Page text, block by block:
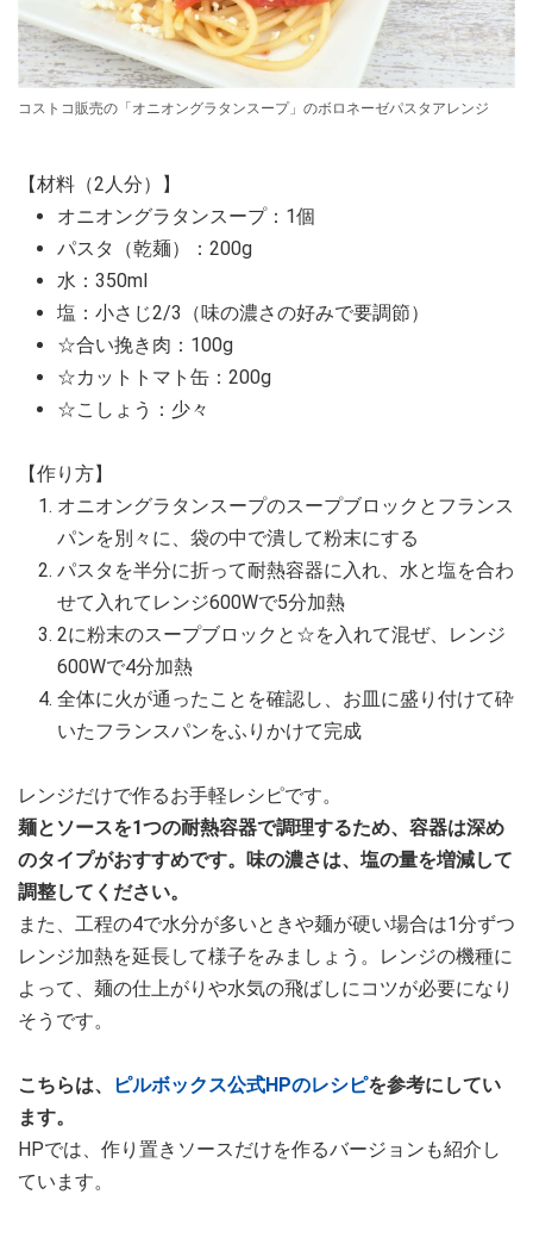
コストコ販売の「オニオングラタンスープ」のボロネーゼパスタアレンジ
【材料（2人分）】
オニオングラタンスープ：1個
パスタ（乾麺）：200g
水：350ml
塩：小さじ2/3（味の濃さの好みで要調節）
☆合い挽き肉：100g
☆カットトマト缶：200g
☆こしょう：少々
【作り方】
オニオングラタンスープのスープブロックとフランス
パンを別々に、袋の中で潰して粉末にする
パスタを半分に折って耐熱容器に入れ、水と塩を合わ
せて入れてレンジ600Wで5分加熱
2に粉末のスープブロックと☆を入れて混ぜ、レンジ
600Wで4分加熱
全体に火が通ったことを確認し、お皿に盛り付けて砕
いたフランスパンをふりかけて完成
レンジだけで作るお手軽レシピです。
麺とソースを1つの耐熱容器で調理するため、容器は深め
のタイプがおすすめです。味の濃さは、塩の量を増減して
調整してください。
また、工程の4で水分が多いときや麺が硬い場合は1分ずつ
レンジ加熱を延長して様子をみましょう。レンジの機種に
よって、麺の仕上がりや水気の飛ばしにコツが必要になり
そうです。
こちらは、 ピルボックス公式HPのレシピを参考にしてい
ます。
HPでは、作り置きソースだけを作るバージョンも紹介し
ています。